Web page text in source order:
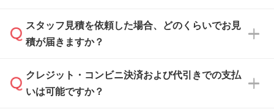
可能です。見積・注文フォームにて『ゲストの
まま進む』ボタンからお進みのうえ、ご依頼く
スタッフ見積を依頼した場合、どのくらいでお見
積が届きますか？
通常、翌営業日までにお送りしております。混
雑状況によっては、お時間をいただくこともご
クレジット・コンビニ決済および代引きでの支払
いは可能ですか？